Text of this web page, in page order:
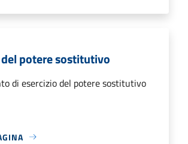
potere sostitutivo
di esercizio del potere sostitutivo